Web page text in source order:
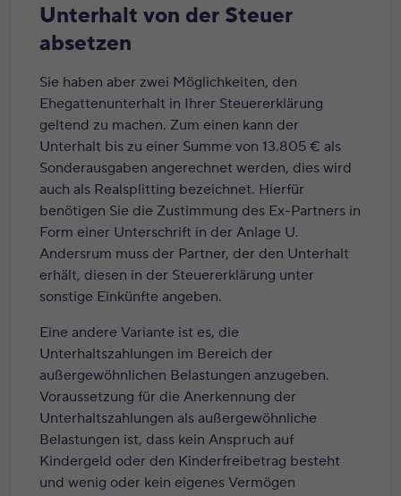
Unterhalt von der Steuer
absetzen
Sie haben aber zwei Möglichkeiten, den
Ehegattenunterhalt in Ihrer Steuererklärung
geltend zu machen. Zum einen kann der
Unterhalt bis zu einer Summe von 13.805 € als
Sonderausgaben angerechnet werden, dies wird
auch als Realsplitting bezeichnet. Hierfür
benötigen Sie die Zustimmung des Ex-Partners in
Form einer Unterschrift in der Anlage U.
Andersrum muss der Partner, der den Unterhalt
erhält, diesen in der Steuererklärung unter
sonstige Einkünfte angeben.
Eine andere Variante ist es, die
Unterhaltszahlungen im Bereich der
außergewöhnlichen Belastungen anzugeben.
Voraussetzung für die Anerkennung der
Unterhaltszahlungen als außergewöhnliche
Belastungen ist, dass kein Anspruch auf
Kindergeld oder den Kinderfreibetrag besteht
und wenig oder kein eigenes Vermögen